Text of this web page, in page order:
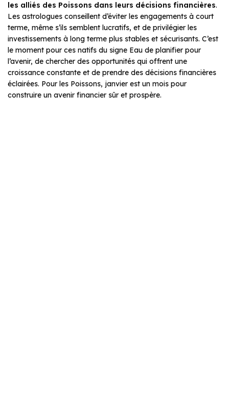
les alliés des Poissons dans leurs décisions financières.
Les astrologues conseillent d’éviter les engagements à court
terme, même s’ils semblent lucratifs, et de privilégier les
investissements à long terme plus stables et sécurisants. C’est
le moment pour ces natifs du signe Eau de planifier pour
l’avenir, de chercher des opportunités qui offrent une
croissance constante et de prendre des décisions financières
éclairées. Pour les Poissons, janvier est un mois pour
construire un avenir financier sûr et prospère.